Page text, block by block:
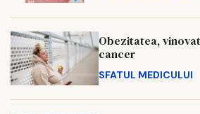
Obezitatea,
cancer
SFATUL MEDICULUI